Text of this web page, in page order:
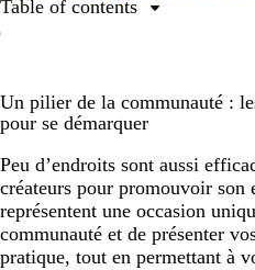
Un pilier de la communauté :
pour se démarquer
Peu d’endroits sont aussi
créateurs pour promouvoir
représentent une occasion
communauté et de présenter
pratique, tout en permettant à
Table of contents
La mise en place
Les indispensables
Tournée vers l’avenir